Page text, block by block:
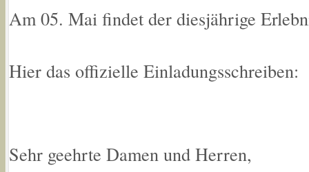
Am 05. Mai findet der diesjährige
Hier das offizielle Einladungsschreiben:
Sehr geehrte Damen und Herren,